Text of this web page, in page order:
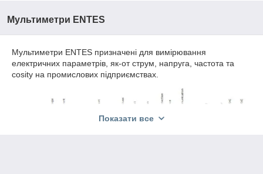
Мультиметри ENTES
Мультиметри ENTES призначені для вимірювання
електричних параметрів, як-от струм, напруга, частота та
cosity на промислових підприємствах.
Показати все